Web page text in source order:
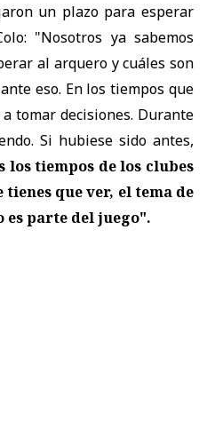
un plazo para esperar
"Nosotros ya sabemos
al arquero y cuáles son
eso. En los tiempos que
tomar decisiones. Durante
Si hubiese sido antes,
los tiempos de los clubes
que ver, el tema de
es parte del juego".